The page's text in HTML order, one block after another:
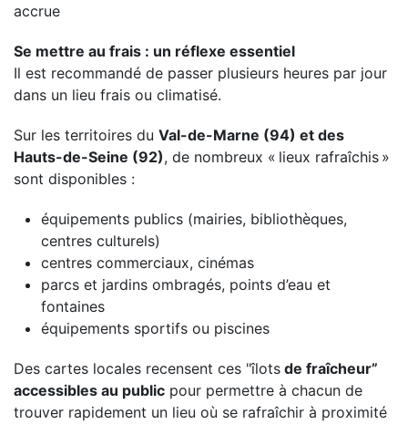
accrue
Se mettre au frais : un réflexe essentiel
Il est recommandé de passer plusieurs heures par jour
dans un lieu frais ou climatisé.
Sur les territoires du Val-de-Marne (94) et des
Hauts-de-Seine (92), de nombreux « lieux rafraîchis »
sont disponibles :
équipements publics (mairies, bibliothèques,
centres culturels)
centres commerciaux, cinémas
parcs et jardins ombragés, points d’eau et
fontaines
équipements sportifs ou piscines
Des cartes locales recensent ces "îlots de fraîcheur”
accessibles au public pour permettre à chacun de
trouver rapidement un lieu où se rafraîchir à proximité